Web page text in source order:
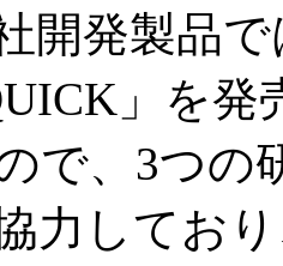
開発製品で
」を
で、3つの
力してお